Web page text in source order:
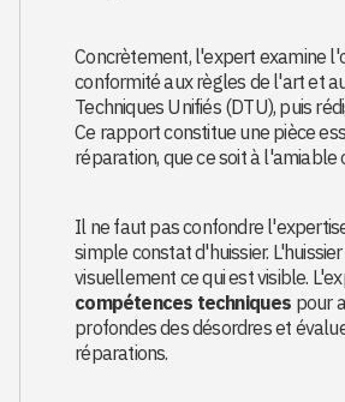
Concrètement, l'expert examine
conformité aux règles de l'art et
Techniques Unifiés (DTU), puis
Ce rapport constitue une pièce
réparation, que ce soit à l'amiable
Il ne faut pas confondre
simple constat d'huissier.
visuellement ce qui est visible.
compétences techniques pour
profondes des désordres et
réparations.